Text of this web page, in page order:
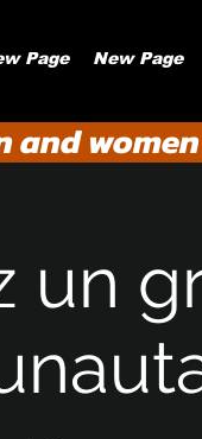
Page New Page
un